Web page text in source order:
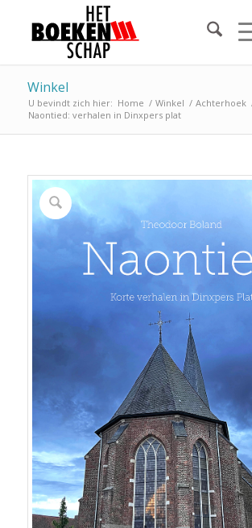
Winkel
U bevindt zich hier: Home / Winkel / Achterhoek
Naontied: verhalen in Dinxpers plat